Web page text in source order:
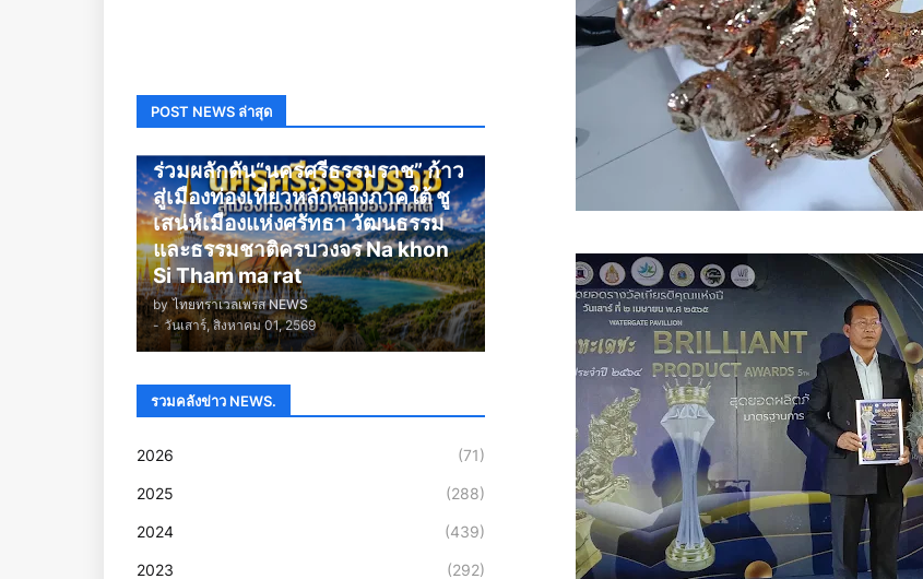
POST NEWS ล่าสุด
ร่วมผลักดัน“นครศรีธรรมราช” ก้าว
สู่เมืองท่องเที่ยวหลักของภาคใต้ ชู
เสน่ห์เมืองแห่งศรัทธา วัฒนธรรม
และธรรมชาติครบวงจร Na khon
Si Tham ma rat
by ไทยทราเวลเพรส NEWS
- วันเสาร์, สิงหาคม 01, 2569
รวมคลังข่าว NEWS.
2026 (71)
2025 (288)
2024 (439)
2023 (292)